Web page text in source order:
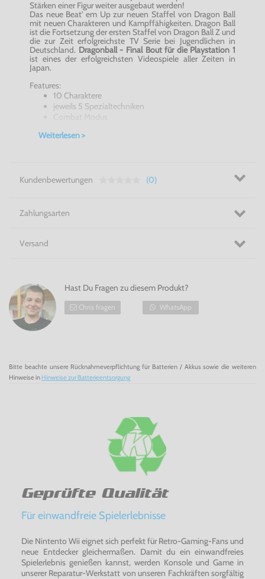
Stärken einer Figur weiter ausgebaut werden!
Das neue Beat' em Up zur neuen Staffel von Dragon Ball
mit neuen Charakteren und Kampffähigkeiten. Dragon Ball
ist die Fortsetzung der ersten Staffel von Dragon Ball Z und
die zur Zeit erfolgreichste TV Serie bei Jugendlichen in
Deutschland. Dragonball - Final Bout für die Playstation 1
ist eines der erfolgreichsten Videospiele aller Zeiten in
Japan.
Features:
10 Charaktere
jeweils 5 Spezialtechniken
3 Schwierigkeitsstufen
Weiterlesen >
Kundenbewertungen (0)
Zahlungsarten
Versand
Hast Du Fragen zu diesem Produkt?
Chris fragen WhatsApp
Bitte beachte unsere Rücknahmeverpflichtung für Batterien / Akkus sowie die weiteren
Hinweise in Hinweise zur Batterieentsorgung
Geprüfte Qualität
Für einwandfreie Spielerlebnisse
Die Nintento Wii eignet sich perfekt für Retro-Gaming-Fans und
neue Entdecker gleichermaßen. Damit du ein einwandfreies
Spielerlebnis genießen kannst, werden Konsole und Game in
unserer Reparatur-Werkstatt von unseren Fachkräften sorgfältig